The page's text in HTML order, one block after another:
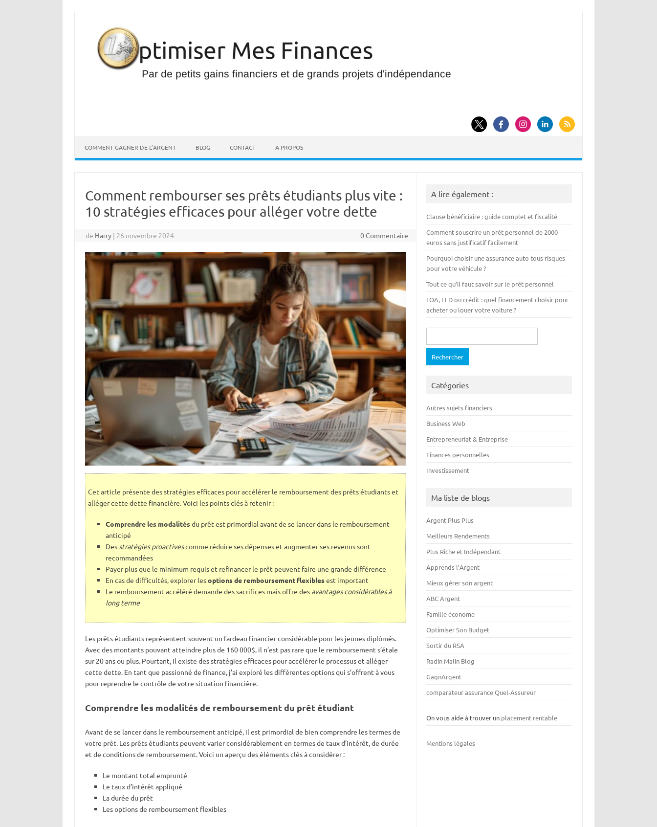
COMMENT GAGNER DE L’ARGENT BLOG CONTACT A PROPOS
Comment rembourser ses prêts étudiants plus vite :
10 stratégies efficaces pour alléger votre dette
de Harry | 26 novembre 2024 0 Commentaire
Cet article présente des stratégies efficaces pour accélérer le remboursement des prêts étudiants et
alléger cette dette financière. Voici les points clés à retenir :
Comprendre les modalitésdu prêt est primordial avant de se lancer dans le remboursement
anticipé
Des stratégies proactivescomme réduire ses dépenses et augmenter ses revenus sont
recommandées
Payer plus que le minimum requis et refinancer le prêt peuvent faire une grande différence
En cas de difficultés, explorer lesoptions de remboursement flexiblesest important
Le remboursement accéléré demande des sacrifices mais offre des avantages considérables à
long terme
Les prêts étudiants représentent souvent un fardeau financier considérable pour les jeunes diplômés.
Avec des montants pouvant atteindre plus de 160 000$, il n’est pas rare que le remboursement s’étale
sur 20 ans ou plus. Pourtant, il existe des stratégies efficaces pour accélérer le processus et alléger
cette dette. En tant que passionné de finance, j’ai exploré les différentes options qui s’offrent à vous
pour reprendre le contrôle de votre situation financière.
Comprendre les modalités de remboursement du prêt étudiant
Avant de se lancer dans le remboursement anticipé, il est primordial de bien comprendre les termes de
votre prêt. Les prêts étudiants peuvent varier considérablement en termes de taux d’intérêt, de durée
et de conditions de remboursement. Voici un aperçu des éléments clés à considérer :
Le montant total emprunté
Le taux d’intérêt appliqué
La durée du prêt
Les options de remboursement flexibles
A lire également :
Clause bénéficiaire : guide complet et fiscalité
Comment souscrire un prêt personnel de 2000
euros sans justificatif facilement
Pourquoi choisir une assurance auto tous risques
pour votre véhicule ?
Tout ce qu’il faut savoir sur le prêt personnel
LOA, LLD ou crédit : quel financement choisir pour
acheter ou louer votre voiture ?
Catégories
Autres sujets financiers
Business Web
Entrepreneuriat & Entreprise
Finances personnelles
Investissement
Ma liste de blogs
Argent Plus Plus
Meilleurs Rendements
Plus Riche et Indépendant
Apprends l’Argent
Mieux gérer son argent
ABC Argent
Famille économe
Optimiser Son Budget
Sortir du RSA
Radin Malin Blog
GagnArgent
comparateur assurance Quel-Assureur
On vous aide à trouver un placement rentable
Mentions légales